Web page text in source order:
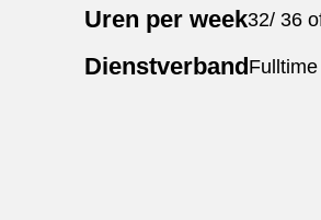
Uren per week32/ 36
DienstverbandFulltime